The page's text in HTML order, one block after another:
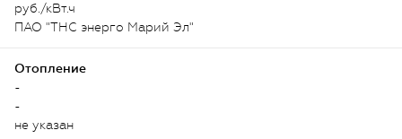
руб./кВт.ч
ПАО "ТНС энерго Марий Эл"
Отопление
-
-
не указан